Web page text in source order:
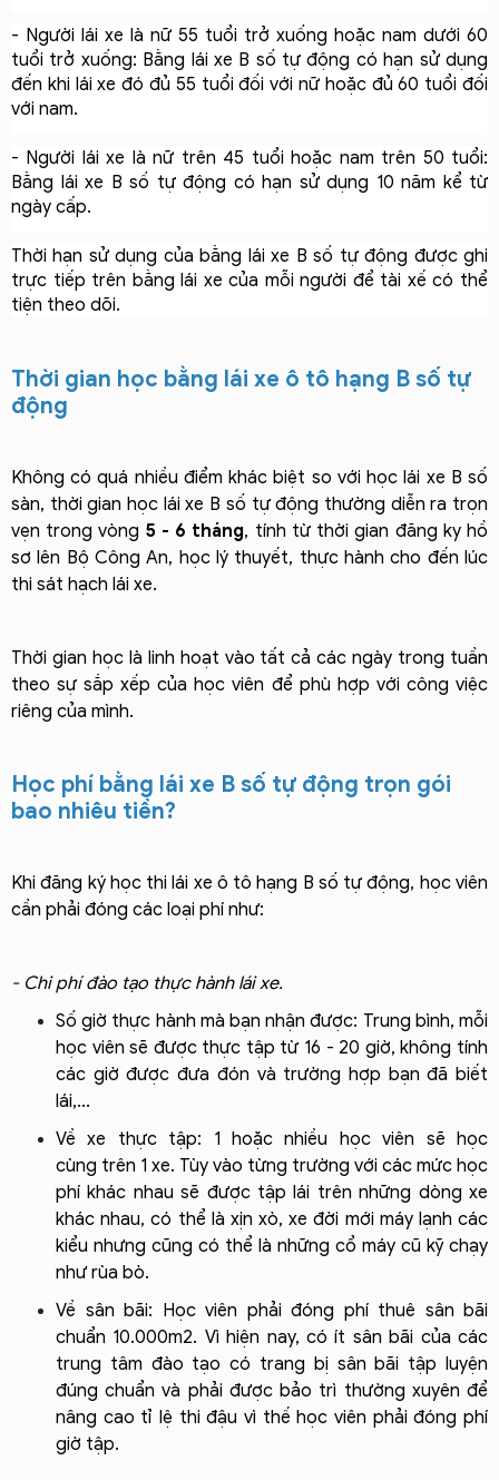
- Người lái xe là nữ 55 tuổi trở xuống hoặc nam dưới 60
tuổi trở xuống: Bằng lái xe B số tự động có hạn sử dụng
đến khi lái xe đó đủ 55 tuổi đối với nữ hoặc đủ 60 tuổi đối
với nam.
- Người lái xe là nữ trên 45 tuổi hoặc nam trên 50 tuổi:
Bằng lái xe B số tự động có hạn sử dụng 10 năm kể từ
ngày cấp.
Thời hạn sử dụng của bằng lái xe B số tự động được ghi
trực tiếp trên bằng lái xe của mỗi người để tài xế có thể
tiện theo dõi.
Thời gian học bằng lái xe ô tô hạng B số tự
động
Không có quá nhiều điểm khác biệt so với học lái xe B số
sàn, thời gian học lái xe B số tự động thường diễn ra trọn
vẹn trong vòng 5 - 6 tháng, tính từ thời gian đăng ky hồ
sơ lên Bộ Công An, học lý thuyết, thực hành cho đến lúc
thi sát hạch lái xe.
Thời gian học là linh hoạt vào tất cả các ngày trong tuần
theo sự sắp xếp của học viên để phù hợp với công việc
riêng của mình.
Học phí bằng lái xe B số tự động trọn gói
bao nhiêu tiền?
Khi đăng ký học thi lái xe ô tô hạng B số tự động, học viên
cần phải đóng các loại phí như:
- Chi phí đào tạo thực hành lái xe.
Số giờ thực hành mà bạn nhận được: Trung bình, mỗi
học viên sẽ được thực tập từ 16 - 20 giờ, không tính
các giờ được đưa đón và trường hợp bạn đã biết
lái,...
Về xe thực tập: 1 hoặc nhiều học viên sẽ học
cùng trên 1 xe. Tùy vào từng trường với các mức học
phí khác nhau sẽ được tập lái trên những dòng xe
khác nhau, có thể là xịn xò, xe đời mới máy lạnh các
kiểu nhưng cũng có thể là những cổ máy cũ kỹ chạy
như rùa bò.
Về sân bãi: Học viên phải đóng phí thuê sân bãi
chuẩn 10.000m2. Vì hiện nay, có ít sân bãi của các
trung tâm đào tạo có trang bị sân bãi tập luyện
đúng chuẩn và phải được bảo trì thường xuyên để
nâng cao tỉ lệ thi đậu vì thế học viên phải đóng phí
giờ tập.